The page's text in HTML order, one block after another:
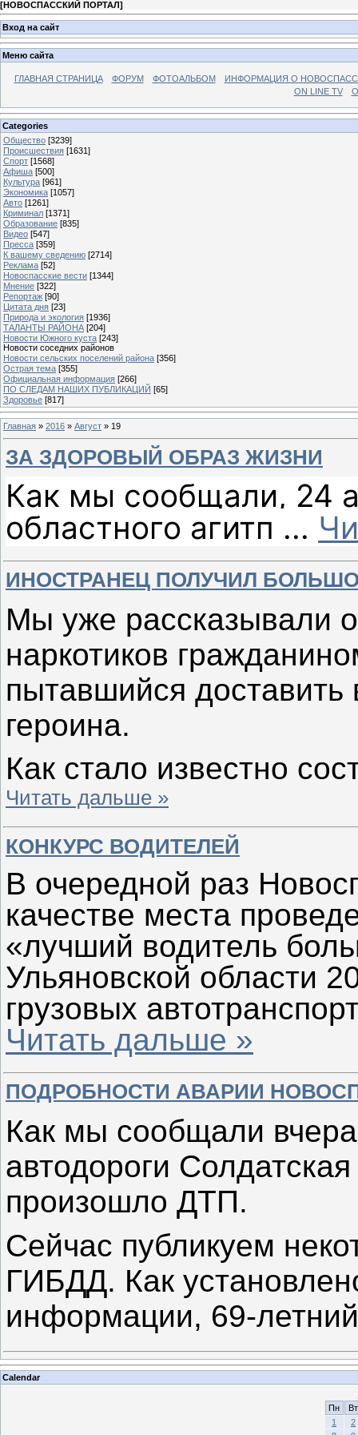
[НОВОСПАССКИЙ ПОРТАЛ]
Вход на сайт
Меню сайта
ГЛАВНАЯ СТРАНИЦА ФОРУМ ФОТОАЛЬБОМ
ИНФОРМАЦИЯ О
ON LINE TV
Categories
Общество [3239]
Происшествия [1631]
Спорт [1568]
Афиша [500]
Культура [961]
Экономика [1057]
Авто [1261]
Криминал [1371]
Образование [835]
Видео [547]
Пресса [359]
К вашему сведению [2714]
Реклама [52]
Новоспасские вести [1344]
Мнение [322]
Репортаж [90]
Цитата дня [23]
Природа и экология [1936]
ТАЛАНТЫ РАЙОНА [204]
Новости Южного куста [243]
Новости соседних районов
Новости сельских поселений района [356]
Острая тема [355]
Официальная информация [266]
ПО СЛЕДАМ НАШИХ ПУБЛИКАЦИЙ [65]
Здоровье [817]
Главная » 2016 » Август » 19
ЗА ЗДОРОВЫЙ ОБРАЗ ЖИЗНИ
Как мы сообщали, 24
областного агитп ...
ИНОСТРАНЕЦ ПОЛУЧИЛ
Мы уже рассказывали
наркотиков
пытавшийся доставить
героина.
Как стало известно
Читать дальше »
КОНКУРС ВОДИТЕЛЕЙ
В очередной раз
качестве места
«лучший водитель
Ульяновской области
грузовых
Читать дальше »
ПОДРОБНОСТИ АВАРИИ
Как мы сообщали
автодороги
произошло ДТП.
Сейчас публикуем
ГИБДД. Как
информации, 69-
Calendar
Пн
Вт
1
2